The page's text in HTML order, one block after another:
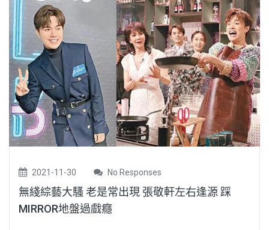
2021-11-30 No Responses
無綫綜藝大騷 老是常出現 張敬軒左右逢源 踩
MIRROR地盤過戲癮